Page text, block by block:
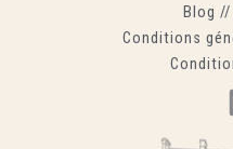
Blog //
Conditions